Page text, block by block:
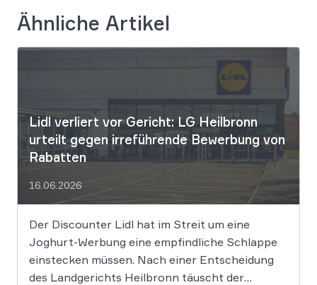
Ähnliche Artikel
Lidl verliert vor Gericht: LG Heilbronn
urteilt gegen irreführende Bewerbung von
Rabatten
16.06.2026
Der Discounter Lidl hat im Streit um eine
Joghurt-Werbung eine empfindliche Schlappe
einstecken müssen. Nach einer Entscheidung
des Landgerichts Heilbronn täuscht der